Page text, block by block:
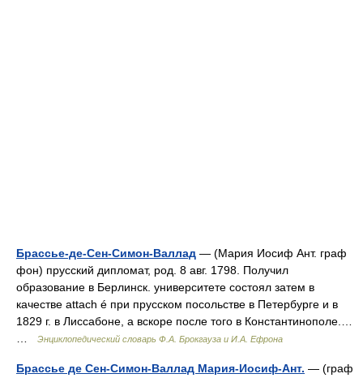
Брассье-де-Сен-Симон-Валлад — (Мария Иосиф Ант. граф
фон) прусский дипломат, род. 8 авг. 1798. Получил
образование в Берлинск. университете состоял затем в
качестве attach é при прусском посольстве в Петербурге и в
1829 г. в Лиссабоне, а вскоре после того в Константинополе.…
Энциклопедический словарь Ф.А. Брокгауза и И.А. Ефрона
Брассье де Сен-Симон-Валлад Мария-Иосиф-Ант. — (граф